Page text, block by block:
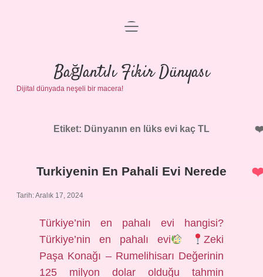
Anasayfa
Gizlilik Politikası
Yasal Uyarı
menüyü
Bağlantılı Fikir Dünyası
Dijital dünyada neşeli bir macera!
Etiket: Dünyanın en lüks evi kaç TL
Turkiyenin En Pahali Evi Nerede
Tarih: Aralık 17, 2024
Türkiye’nin en pahalı evi hangisi?
Türkiye’nin en pahalı evi
Zeki
Paşa Konağı – Rumelihisarı Değerinin
125 milyon dolar olduğu tahmin